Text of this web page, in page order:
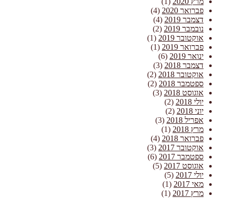
פברואר 2020
(4)
דצמבר 2019
(4)
נובמבר 2019
(2)
אוקטובר 2019
(1)
פברואר 2019
(1)
ינואר 2019
(6)
דצמבר 2018
(3)
אוקטובר 2018
(2)
ספטמבר 2018
(2)
אוגוסט 2018
(3)
יולי 2018
(2)
יוני 2018
(2)
אפריל 2018
(3)
מרץ 2018
(1)
פברואר 2018
(4)
אוקטובר 2017
(3)
ספטמבר 2017
(6)
אוגוסט 2017
(5)
יולי 2017
(5)
מאי 2017
(1)
מרץ 2017
(1)